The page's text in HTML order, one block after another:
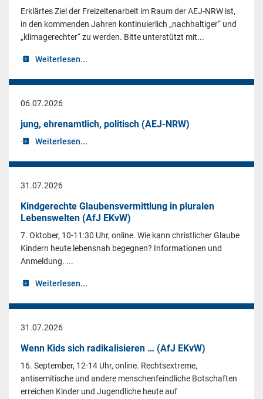
Erklärtes Ziel der Freizeitenarbeit im Raum der AEJ-NRW ist,
in den kommenden Jahren kontinuierlich „nachhaltiger“ und
„klimagerechter“ zu werden. Bitte unterstützt mit...
Weiterlesen...
06.07.2026
jung, ehrenamtlich, politisch (AEJ-NRW)
Weiterlesen...
31.07.2026
Kindgerechte Glaubensvermittlung in pluralen
Lebenswelten (AfJ EKvW)
7. Oktober, 10-11:30 Uhr, online. Wie kann christlicher Glaube
Kindern heute lebensnah begegnen? Informationen und
Anmeldung. ...
Weiterlesen...
31.07.2026
Wenn Kids sich radikalisieren … (AfJ EKvW)
16. September, 12-14 Uhr, online. Rechtsextreme,
antisemitische und andere menschenfeindliche Botschaften
erreichen Kinder und Jugendliche heute auf